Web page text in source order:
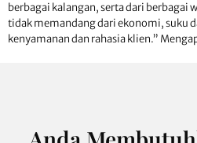
berbagai kalangan, serta dari berbagai
tidak memandang dari ekonomi, suku
kenyamanan dan rahasia klien.”